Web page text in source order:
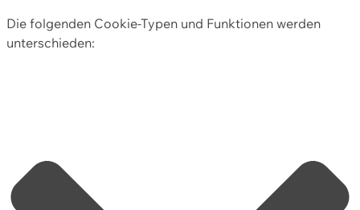
Die folgenden Cookie-Typen und Funktionen werden
unterschieden: